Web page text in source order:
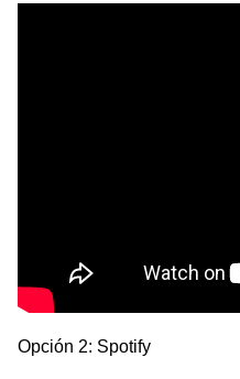
Opción 2: Spotify